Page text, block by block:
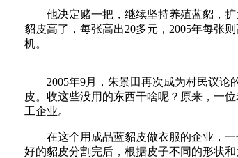
他决定赌一把，继续坚持养殖蓝貂，扩
貂皮高了，每张高出20多元，2005年每张
机。
2005年9月，朱景田再次成为村民议论
皮。收这些没用的东西干啥呢？原来，一
工企业。
在这个用成品蓝貂皮做衣服的企业，一
好的貂皮分割完后，根据皮子不同的形状